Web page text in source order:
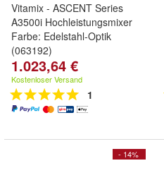
Vitamix - ASCENT Series
A3500i Hochleistungsmixer
Farbe: Edelstahl-Optik
(063192)
1.023,64 €
Kostenloser Versand
1
- 14%